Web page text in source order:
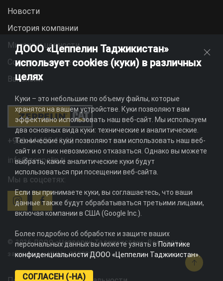
Новости
История компании
Миссия и ценности
Социальная ответственность
Вакансии
+992 44 625 11 22
info@zeppelin.tj
Мы в соцсетях:
© 2026 ДООО «Цеппелин Таджикистан». Все права
защищены. ИНН - 010082996
ДООО «Цеппелин Таджикистан»
использует cookies (куки) в различных
целях
Куки – это небольшие по объему файлы, которые
хранятся на вашем устройстве. Куки позволяют вам
эффективно использовать наш веб-сайт. Мы используем
два основных вида куки: технические и аналитические.
Технические куки позволяют вам использовать наш веб-
сайт и от них невозможно отказаться. Однако вы можете
выбрать, какие аналитические куки будут
использоваться при посещении веб-сайта.
Если вы принимаете куки, вы соглашаетесь, что ваши
данные также будут обрабатываться третьими лицами,
включая компании в США (Google Inc.).
Более подробно об обработке и защите ваших
персональных данных вы можете узнать вПолитике
конфиденциальности ДООО «Цеппелин Таджикистан».
СОГЛАСЕН (-НА)